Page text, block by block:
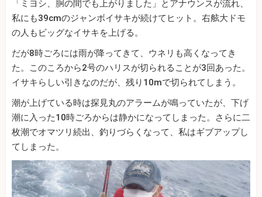
「ミヨシ、胴の間でも上がりました」とアナウンスが流れ、
私にも39cmのジャンボイサキが続けてヒット。右舷大ドモ
の人もビッグなイサキを上げる。
だが8時ごろには雨が降ってきて、ウネリも高くなってき
た。このころから2号のハリスが切られることが3回あった。
イサキらしい引きなのだが、残り10mで切られてしまう。
潮が上げている時は探見丸のアラームが鳴っていたが、下げ
潮に入った10時ごろからは静かになってしまった。さらに二
枚潮でオマツリ続出、釣りづらくなって、私はギブアップし
てしまった。